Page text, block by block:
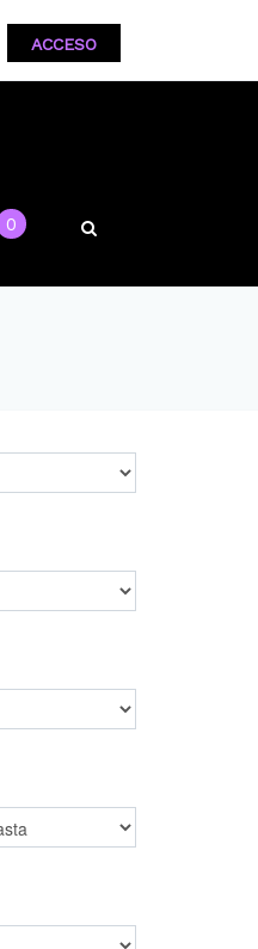
ACCESO
0